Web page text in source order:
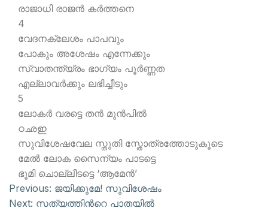
രാജാധി രാജന്‍ കര്‍ത്തനെ
4
വേദനക്ലേശം പാപവും
പോകും അശേഷം എന്നേക്കും
സ്വാതന്ത്യ്രം ഭാഗ്യം പൂര്‍ണ്ണത
എല്ലാവര്‍ക്കും ലഭിച്ചീടും
5
ലോകര്‍ വരട്ടെ തന്‍ മുന്‍പില്‍
ഠഛഇ
സുവിശേഷവേല സ്തുതി സ്തോത്രത്തോടുകൂടെ
മേല്‍ ലോക സൈന്യം പാടട്ടെ
ഭൂമി ചൊല്ലീടട്ടെ ‘ആമേന്‍’
Previous: ജയിക്കുമേ! സുവിശേഷം
Next: സത്യത്തിന്‍റെ പാതയില്‍